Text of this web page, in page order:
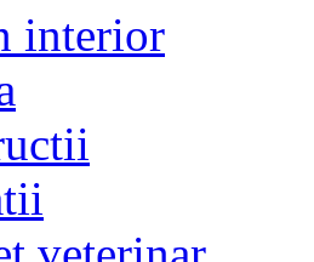
interior